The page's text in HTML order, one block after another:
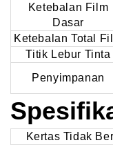
Ketebalan Film
Dasar
Ketebalan Total
Titik Lebur Tinta
Penyimpanan
Kertas Tidak